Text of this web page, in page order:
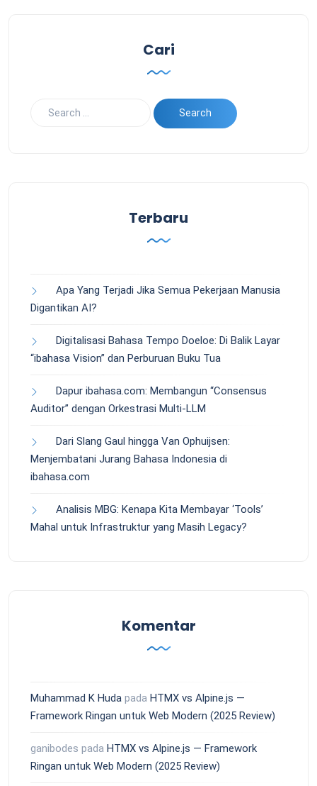
Cari
Terbaru
Apa Yang Terjadi Jika Semua Pekerjaan Manusia
Digantikan AI?
Digitalisasi Bahasa Tempo Doeloe: Di Balik Layar
“ibahasa Vision” dan Perburuan Buku Tua
Dapur ibahasa.com: Membangun “Consensus
Auditor” dengan Orkestrasi Multi-LLM
Dari Slang Gaul hingga Van Ophuijsen:
Menjembatani Jurang Bahasa Indonesia di
ibahasa.com
Analisis MBG: Kenapa Kita Membayar ‘Tools’
Mahal untuk Infrastruktur yang Masih Legacy?
Komentar
Muhammad K Huda pada HTMX vs Alpine.js —
Framework Ringan untuk Web Modern (2025 Review)
ganibodes pada HTMX vs Alpine.js — Framework
Ringan untuk Web Modern (2025 Review)